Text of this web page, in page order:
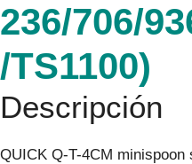
236/706/
/TS1100)
Descripción
QUICK Q-T-4CM